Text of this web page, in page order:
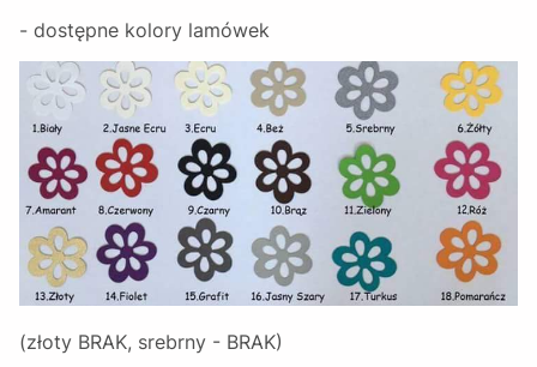
- dostępne kolory lamówek
(złoty BRAK, srebrny - BRAK)